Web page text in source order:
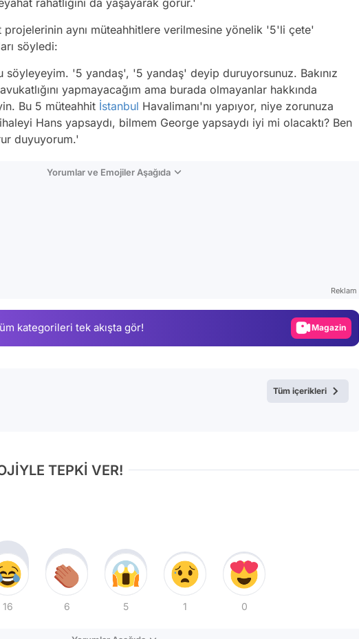
aynı müteahhitlere verilmesine yönelik '5'li çete'
söyledi:
söyleyeyim. '5 yandaş', '5 yandaş' deyip duruyorsunuz. Bakınız
yapmayacağım ama burada olmayanlar hakkında
Bu 5 müteahhit İstanbul Havalimanı'nı yapıyor, niye zorunuza
Hans yapsaydı, bilmem George yapsaydı iyi mi olacaktı? Ben
duyuyorum.'
Yorumlar ve Emojiler Aşağıda
Reklam
kategorileri tek akışta gör!
Gündem
Magazin
Video
Tüm içerikleri
TEPKİ VER!
16 6 5 1 0